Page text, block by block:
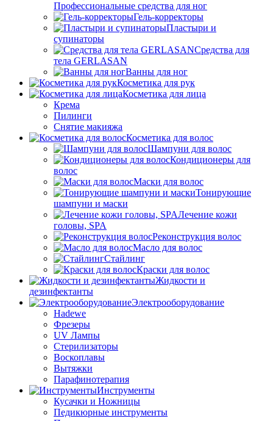
Профессиональные средства для ног
Гель-корректоры
Пластыри и
супинаторы
Средства для
тела GERLASAN
Ванны для ног
Косметика для рук
Косметика для лица
Крема
Пилинги
Снятие макияжа
Косметика для волос
Шампуни для волос
Кондиционеры для
волос
Маски для волос
Тонирующие
шампуни и маски
Лечение кожи
головы, SPA
Реконструкция волос
Масло для волос
Стайлинг
Краски для волос
Жидкости и
дезинфектанты
Электрооборудование
Hadewe
Фрезеры
UV Лампы
Стерилизаторы
Воскоплавы
Вытяжки
Парафинотерапия
Инструменты
Кусачки и Ножницы
Педикюрные инструменты